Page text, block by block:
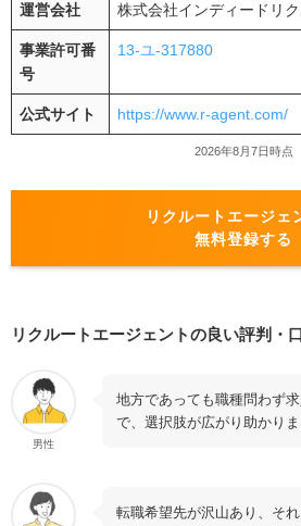
運営会社 株式会社インディードリ
事業許可番
号
13-ユ-317880
公式サイト https://www.r-agent.com/
2026年8月7日時点
リクルートエージェ
無料登録する
リクルートエージェントの良い評判・
男性
地方であっても職種問わず
で、選択肢が広がり助かりま
転職希望先が沢山あり、そ